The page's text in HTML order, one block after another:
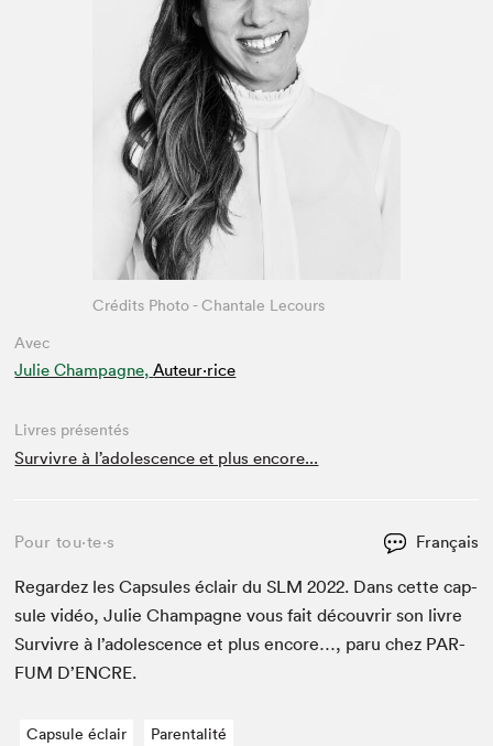
Avec
Julie Champagne, Auteur·rice
Crédits Photo - Chantale Lecours
Livres présentés
Survivre à l’adolescence et plus encore...
Pour tou⋅te⋅s Français
Regardez les Cap­sules éclair duSLM 2022. Dans cette cap­
sule vidéo, Julie Cham­pagne vous fait décou­vrir son livre
Sur­vivre à l’adolescence et plus encore…, paru chez PAR­
FUM D’ENCRE.
Capsule éclair Parentalité